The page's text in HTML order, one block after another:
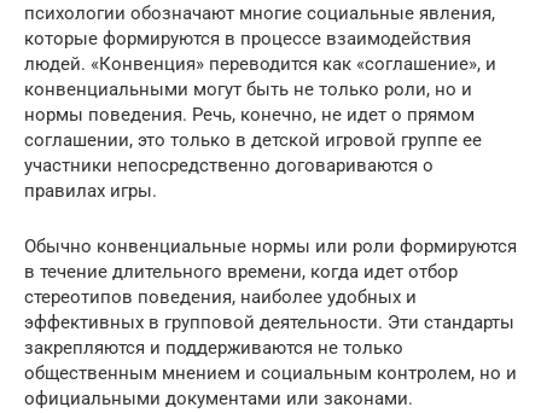
психологии обозначают многие социальные явления,
которые формируются в процессе взаимодействия
людей. «Конвенция» переводится как «соглашение», и
конвенциальными могут быть не только роли, но и
нормы поведения. Речь, конечно, не идет о прямом
соглашении, это только в детской игровой группе ее
участники непосредственно договариваются о
правилах игры.
Обычно конвенциальные нормы или роли формируются
в течение длительного времени, когда идет отбор
стереотипов поведения, наиболее удобных и
эффективных в групповой деятельности. Эти стандарты
закрепляются и поддерживаются не только
общественным мнением и социальным контролем, но и
официальными документами или законами.